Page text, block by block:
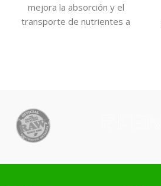
al patógeno.
mejora la absorción y el
transporte de nutrientes a